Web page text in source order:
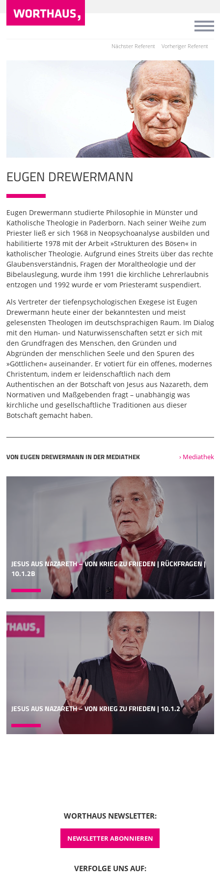
Vorheriger Referent
Nächster Referent
EUGEN DREWERMANN
Eugen Drewermann studierte Philosophie in Münster und
Katholische Theologie in Paderborn. Nach seiner Weihe zum
Priester ließ er sich 1968 in Neopsychoanalyse ausbilden und
habilitierte 1978 mit der Arbeit »Strukturen des Bösen« in
katholischer Theologie. Aufgrund eines Streits über das rechte
Glaubensverständnis, Fragen der Moraltheologie und der
Bibelauslegung, wurde ihm 1991 die kirchliche Lehrerlaubnis
entzogen und 1992 wurde er vom Priesteramt suspendiert.
Als Vertreter der tiefenpsychologischen Exegese ist Eugen
Drewermann heute einer der bekanntesten und meist
gelesensten Theologen im deutschsprachigen Raum. Im Dialog
mit den Human- und Naturwissenschaften setzt er sich mit
den Grundfragen des Menschen, den Gründen und
Abgründen der menschlichen Seele und den Spuren des
»Göttlichen« auseinander. Er votiert für ein offenes, modernes
Christentum, indem er leidenschaftlich nach dem
Authentischen an der Botschaft von Jesus aus Nazareth, dem
Normativen und Maßgebenden fragt – unabhängig was
kirchliche und gesellschaftliche Traditionen aus dieser
Botschaft gemacht haben.
VON EUGEN DREWERMANN IN DER MEDIATHEK › Mediathek
JESUS AUS NAZARETH – VON KRIEG ZU FRIEDEN | RÜCKFRAGEN |
10.1.2B
JESUS AUS NAZARETH – VON KRIEG ZU FRIEDEN | 10.1.2
WORTHAUS NEWSLETTER:
NEWSLETTER ABONNIEREN
VERFOLGE UNS AUF: